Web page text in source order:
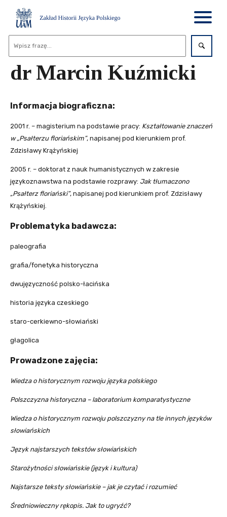
dr Marcin Kuźmicki
Informacja biograficzna:
2001 r. – magisterium na podstawie pracy: Kształtowanie znaczeń
w „Psałterzu floriańskim”, napisanej pod kierunkiem prof.
Zdzisławy Krążyńskiej
2005 r. – doktorat z nauk humanistycznych w zakresie
językoznawstwa na podstawie rozprawy: Jak tłumaczono
„Psałterz floriański”, napisanej pod kierunkiem prof. Zdzisławy
Krążyńskiej.
Problematyka badawcza:
paleografia
grafia/fonetyka historyczna
dwujęzyczność polsko-łacińska
historia języka czeskiego
staro-cerkiewno-słowiański
głagolica
Prowadzone zajęcia:
Wiedza o historycznym rozwoju języka polskiego
Polszczyzna historyczna – laboratorium komparatystyczne
Wiedza o historycznym rozwoju polszczyzny na tle innych języków
słowiańskich
Język najstarszych tekstów słowiańskich
Starożytności słowiańskie (język i kultura)
Najstarsze teksty słowiańskie – jak je czytać i rozumieć
Średniowieczny rękopis. Jak to ugryźć?